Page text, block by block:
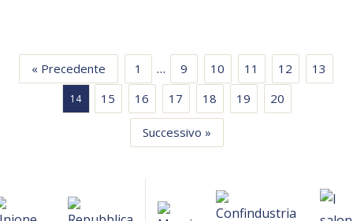
« Precedente 1 … 9 10 11 12 13
14 15 16 17 18 19 20
Successivo »